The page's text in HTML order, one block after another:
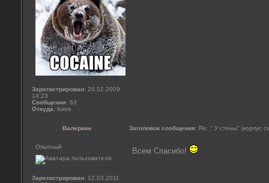
Зарегистрирован: 24.02.2009
14:23
Сообщения: 63
Откуда: Киев
Валеркин Заголовок сообщения: Re: " У стены" (корпус
Опытный
Зарегистрирован: 12.03.2011
Всем Спасибо!